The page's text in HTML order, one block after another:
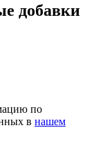
добавки
по
в нашем